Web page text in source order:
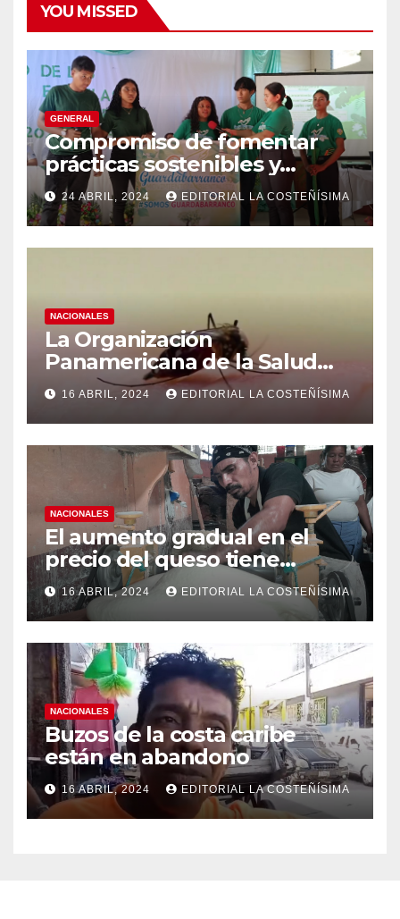
YOU MISSED
GENERAL
Compromiso de fomentar
prácticas sostenibles y
conciencia ecológica en las
instituciones educativas
24 ABRIL, 2024 EDITORIAL LA COSTEÑÍSIMA
NACIONALES
La Organización
Panamericana de la Salud
(OPS), recomienda reforzar
medidas ante el aumento de
casos de dengue
16 ABRIL, 2024 EDITORIAL LA COSTEÑÍSIMA
NACIONALES
El aumento gradual en el
precio del queso tiene
efectos a las Panaderias
16 ABRIL, 2024 EDITORIAL LA COSTEÑÍSIMA
NACIONALES
Buzos de la costa caribe
están en abandono
16 ABRIL, 2024 EDITORIAL LA COSTEÑÍSIMA